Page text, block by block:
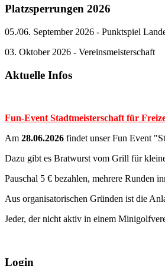
Platzsperrungen 2026
05./06. September 2026 - Punktspiel
03. Oktober 2026 - Vereinsmeisterschaft
Aktuelle Infos
Fun-Event Stadtmeisterschaft für
Am 28.06.2026 findet unser Fun Event
Dazu gibt es Bratwurst vom Grill für
Pauschal 5 € bezahlen, mehrere Runden
Aus organisatorischen Gründen ist die
Jeder, der nicht aktiv in einem
Login